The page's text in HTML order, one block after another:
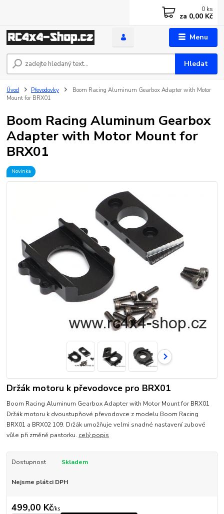
Menu
Hledat
0 ks
za 0,00 Kč
Úvod Převodovky
Boom Racing Aluminum Gearbox Adapter with Motor
Mount for BRX01
Boom Racing Aluminum Gearbox
Adapter with Motor Mount for
BRX01
Novinka
Držák motoru k převodovce pro BRX01
Boom Racing Aluminum Gearbox Adapter with Motor Mount for BRX01
Držák motoru k dvoustupňové převodovce z modelu Boom Racing
BRX01 a BRX02 109. Držák umožňuje velmi snadné nastavení zubové
vůle při změně pastorku. celý popis
Dostupnost Skladem
Nejsme plátci DPH
499,00 Kč/ks